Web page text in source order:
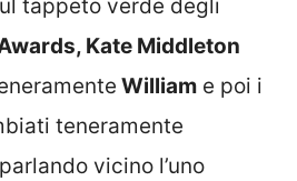
tappeto verde degli
Kate Middleton
William e poi i
teneramente
vicino l’uno